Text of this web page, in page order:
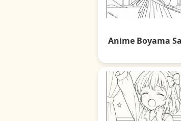
Anime Boyama